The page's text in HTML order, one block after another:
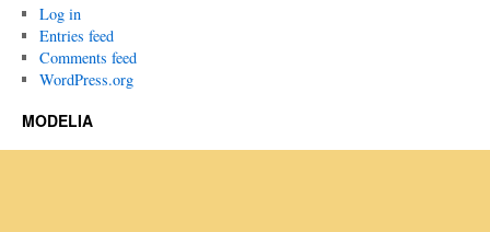
Log in
Entries feed
Comments feed
WordPress.org
MODELIA